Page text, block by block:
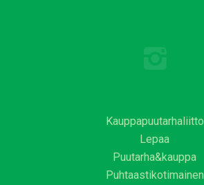
Kauppapuutarhaliitto
Lepaa
Puutarha&kauppa
Puhtaastikotimainen